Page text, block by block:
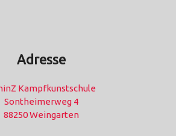
Adresse
Kampfkunstschule
Sontheimerweg 4
88250 Weingarten